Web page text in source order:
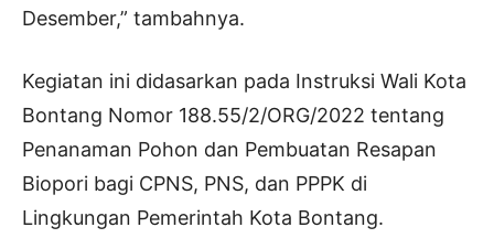
Desember,” tambahnya.
Kegiatan ini didasarkan pada Instruksi Wali Kota
Bontang Nomor 188.55/2/ORG/2022 tentang
Penanaman Pohon dan Pembuatan Resapan
Biopori bagi CPNS, PNS, dan PPPK di
Lingkungan Pemerintah Kota Bontang.